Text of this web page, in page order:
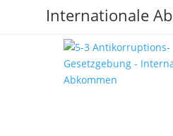
Internationale